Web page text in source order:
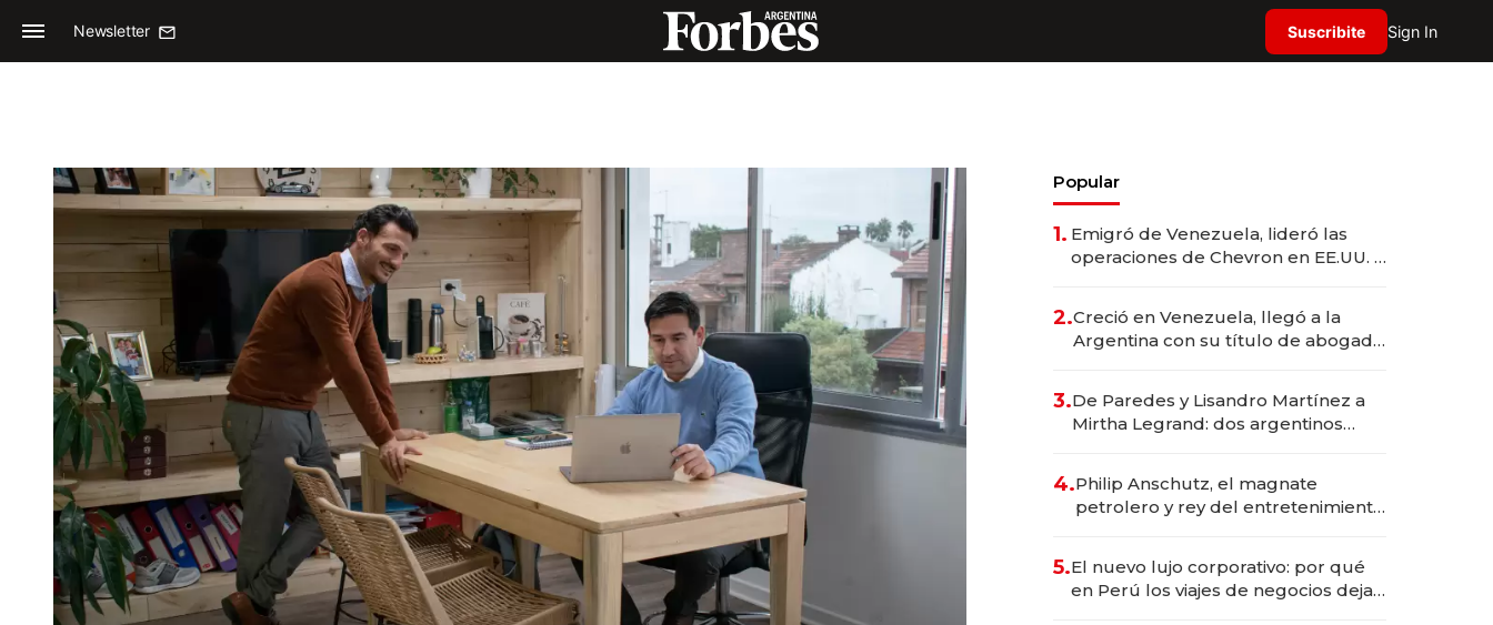
Newsletter Suscribite Sign In
Popular
1. Emigró de Venezuela, lideró las
operaciones de Chevron en EE.UU. y
2.Creció en Venezuela, llegó a la
Argentina con su título de abogado
marcas "fast premium"
3.De Paredes y Lisandro Martínez a
Mirtha Legrand: dos argentinos
4.Philip Anschutz, el magnate
petrolero y rey del entretenimiento
5.El nuevo lujo corporativo: por qué
en Perú los viajes de negocios dejan